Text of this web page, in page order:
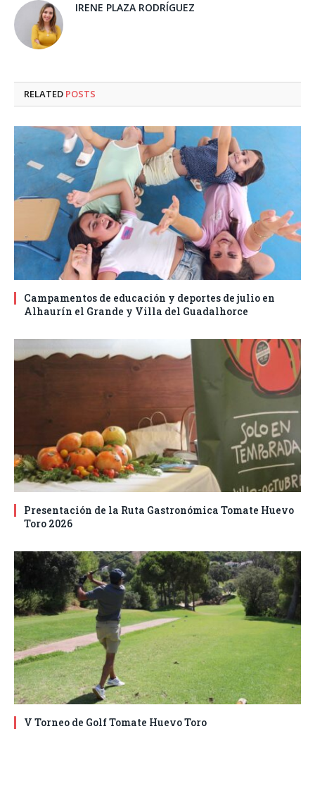
IRENE PLAZA RODRÍGUEZ
RELATED POSTS
Campamentos de educación y deportes de julio en
Alhaurín el Grande y Villa del Guadalhorce
Presentación de la Ruta Gastronómica Tomate Huevo
Toro 2026
V Torneo de Golf Tomate Huevo Toro